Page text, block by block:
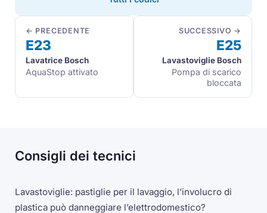
← PRECEDENTE
E23
Lavatrice Bosch
AquaStop attivato
SUCCESSIVO →
E25
Lavastoviglie Bosch
Pompa di scarico
bloccata
Consigli dei tecnici
Lavastoviglie: pastiglie per il lavaggio, l’involucro di
plastica può danneggiare l’elettrodomestico?